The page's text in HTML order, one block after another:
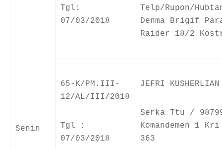
Senin
Tgl:
07/03/2018
Telp/Rupon/
Denma Brigif
Raider 18/2
65-K/PM.III-
12/AL/III/2018
Tgl :
07/03/2018
JEFRI KUSHERLIAN
Serka Ttu /
Komandemen 1
363